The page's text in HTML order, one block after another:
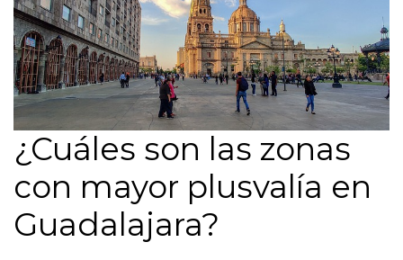
¿Cuáles son las zonas
con mayor plusvalía en
Guadalajara?